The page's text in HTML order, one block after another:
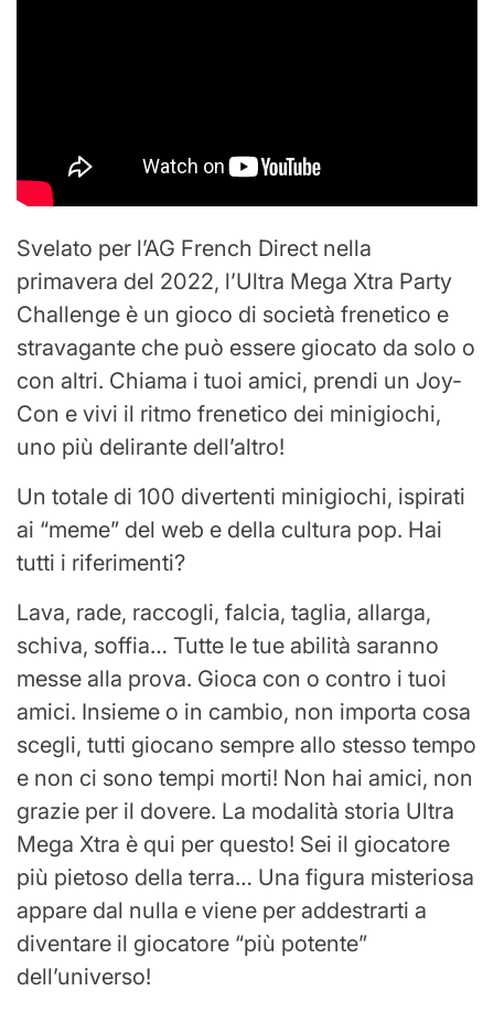
Svelato per l’AG French Direct nella
primavera del 2022, l’Ultra Mega Xtra Party
Challenge è un gioco di società frenetico e
stravagante che può essere giocato da solo o
con altri. Chiama i tuoi amici, prendi un Joy-
Con e vivi il ritmo frenetico dei minigiochi,
uno più delirante dell’altro!
Un totale di 100 divertenti minigiochi, ispirati
ai “meme” del web e della cultura pop. Hai
tutti i riferimenti?
Lava, rade, raccogli, falcia, taglia, allarga,
schiva, soffia… Tutte le tue abilità saranno
messe alla prova. Gioca con o contro i tuoi
amici. Insieme o in cambio, non importa cosa
scegli, tutti giocano sempre allo stesso tempo
e non ci sono tempi morti! Non hai amici, non
grazie per il dovere. La modalità storia Ultra
Mega Xtra è qui per questo! Sei il giocatore
più pietoso della terra… Una figura misteriosa
appare dal nulla e viene per addestrarti a
diventare il giocatore “più potente”
dell’universo!